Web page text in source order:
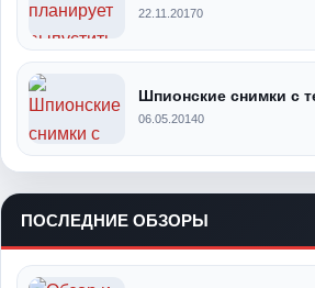
22.11.20170
Шпионские снимки с
06.05.20140
ПОСЛЕДНИЕ ОБЗОРЫ